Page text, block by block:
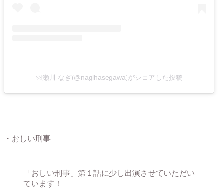
羽瀬川 なぎ(@nagihasegawa)がシェアした投稿
・おしい刑事
「おしい刑事」第１話に少し出演させていただい
ています！